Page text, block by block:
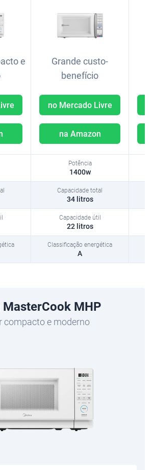
e
Grande custo-
benefício
no Mercado Livre
na Amazon
1400w
34 litros
22 litros
A
MHP
compacto e moderno